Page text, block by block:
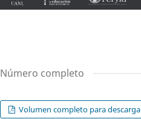
Número completo
Volumen completo para descarga